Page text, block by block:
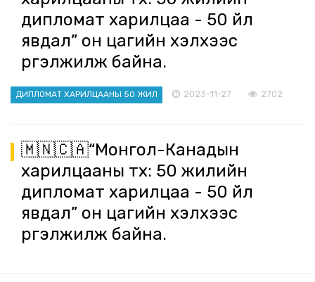
дипломат харилцаа - 50 үйл
явдал” он цагийн хэлхээс
үргэлжилж байна.
ДИПЛОМАТ ХАРИЛЦААНЫ 50 ЖИЛ 2023-11-27 2702
🇲🇳🇨🇦“Монгол-Канадын
харилцааны түүх: 50 жилийн
дипломат харилцаа - 50 үйл
явдал” он цагийн хэлхээс
үргэлжилж байна.